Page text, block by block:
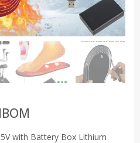
with Battery Box Lithium